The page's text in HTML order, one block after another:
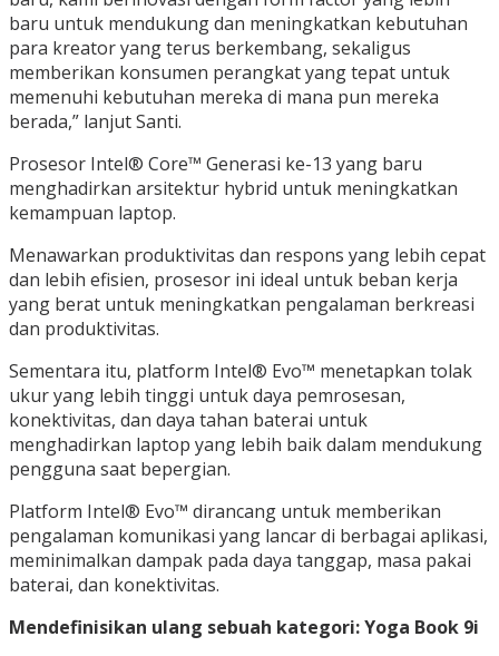
baru untuk mendukung dan meningkatkan kebutuhan
para kreator yang terus berkembang, sekaligus
memberikan konsumen perangkat yang tepat untuk
memenuhi kebutuhan mereka di mana pun mereka
berada,” lanjut Santi.
Prosesor Intel® Core™ Generasi ke-13 yang baru
menghadirkan arsitektur hybrid untuk meningkatkan
kemampuan laptop.
Menawarkan produktivitas dan respons yang lebih cepat
dan lebih efisien, prosesor ini ideal untuk beban kerja
yang berat untuk meningkatkan pengalaman berkreasi
dan produktivitas.
Sementara itu, platform Intel® Evo™ menetapkan tolak
ukur yang lebih tinggi untuk daya pemrosesan,
konektivitas, dan daya tahan baterai untuk
menghadirkan laptop yang lebih baik dalam mendukung
pengguna saat bepergian.
Platform Intel® Evo™ dirancang untuk memberikan
pengalaman komunikasi yang lancar di berbagai aplikasi,
meminimalkan dampak pada daya tanggap, masa pakai
baterai, dan konektivitas.
Mendefinisikan ulang sebuah kategori: Yoga Book 9i